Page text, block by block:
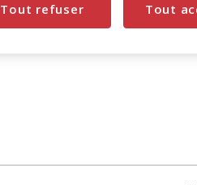
Tout refuser Tout